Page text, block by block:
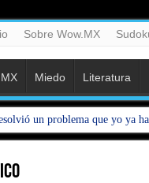
Sobre Wow.MX
Miedo Literatura
un problema que yo ya